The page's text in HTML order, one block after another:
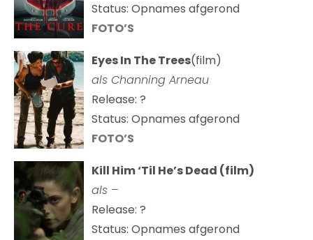
Status: Opnames afgerond
FOTO’S
Eyes In The Trees(film)
als Channing Arneau
Release: ?
Status: Opnames afgerond
FOTO’S
Kill Him ‘Til He’s Dead (film)
als –
Release: ?
Status: Opnames afgerond